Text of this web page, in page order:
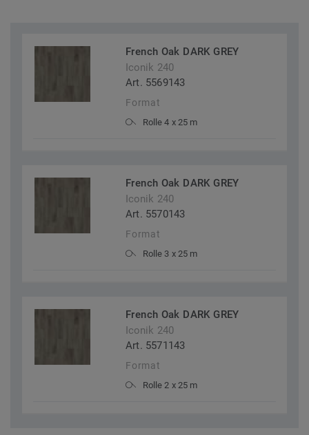
French Oak DARK GREY
Iconik 240
Art. 5569143
Format
Rolle 4 x 25 m
French Oak DARK GREY
Iconik 240
Art. 5570143
Format
Rolle 3 x 25 m
French Oak DARK GREY
Iconik 240
Art. 5571143
Format
Rolle 2 x 25 m